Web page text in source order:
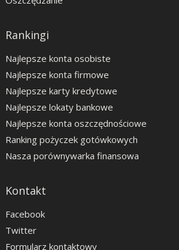
Rankingi
Najlepsze konta osobiste
Najlepsze konta firmowe
Najlepsze karty kredytowe
Najlepsze lokaty bankowe
Najlepsze konta oszczędnościowe
Ranking pożyczek gotówkowych
Nasza porównywarka finansowa
Kontakt
Facebook
Twitter
Formularz kontaktowy